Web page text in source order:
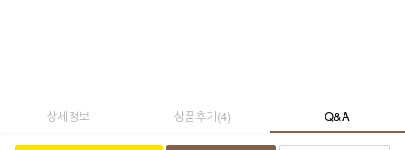
상세정보 상품후기(4) Q&A